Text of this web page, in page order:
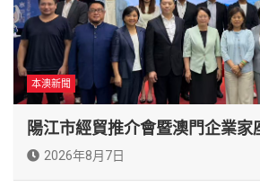
本澳新聞
陽江市經貿推介會暨澳門企業家
2026年8月7日